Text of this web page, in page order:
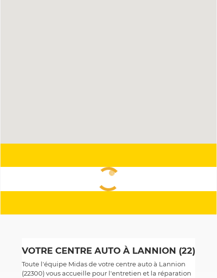
VOTRE CENTRE AUTO À LANNION (22)
Toute l'équipe Midas de votre centre auto à Lannion
(22300) vous accueille pour l'entretien et la réparation